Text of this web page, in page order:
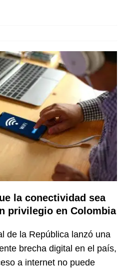
la conectividad sea
privilegio en Colombia
de la República lanzó una
brecha digital en el país,
a internet no puede